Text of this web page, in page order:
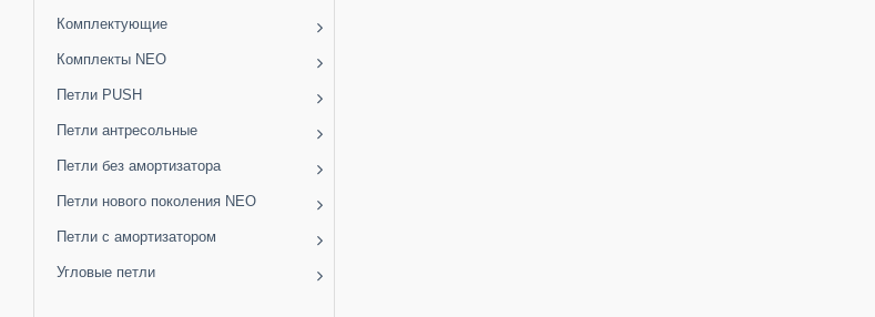
Комплектующие
Комплекты NEO
Петли PUSH
Петли антресольные
Петли без амортизатора
Петли нового поколения NEO
Петли с амортизатором
Угловые петли